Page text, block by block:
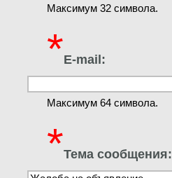
Максимум 32 символа.
*E-mail:
Максимум 64 символа.
*Тема сообщения: